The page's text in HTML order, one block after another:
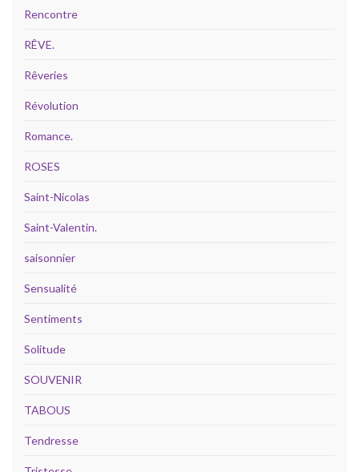
Rencontre
RÊVE.
Rêveries
Révolution
Romance.
ROSES
Saint-Nicolas
Saint-Valentin.
saisonnier
Sensualité
Sentiments
Solitude
SOUVENIR
TABOUS
Tendresse